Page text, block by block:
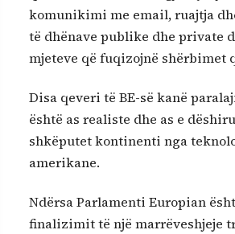
komunikimi me email, ruajtja
të dhënave publike dhe private
mjeteve që fuqizojnë shërbimet
Disa qeveri të BE-së kanë
është as realiste dhe as e
shkëputet kontinenti nga
amerikane.
Ndërsa Parlamenti Europian
finalizimit të një marrëveshjeje